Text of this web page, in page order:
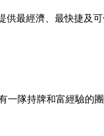
最經濟、最快捷及
隊持牌和富經驗的